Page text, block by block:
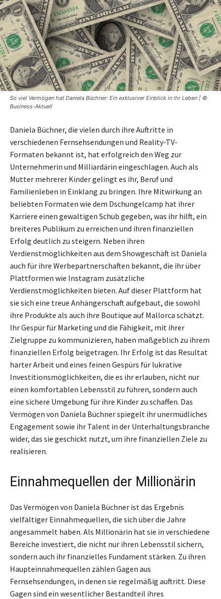
So viel Vermögen hat Daniela Büchner: Ein exklusiver Einblick in ihr Leben | ©
Business-Aktuell
Daniela Büchner, die vielen durch ihre Auftritte in
verschiedenen Fernsehsendungen und Reality-TV-
Formaten bekannt ist, hat erfolgreich den Weg zur
Unternehmerin und Milliardärin eingeschlagen. Auch als
Mutter mehrerer Kinder gelingt es ihr, Beruf und
Familienleben in Einklang zu bringen. Ihre Mitwirkung an
beliebten Formaten wie dem Dschungelcamp hat ihrer
Karriere einen gewaltigen Schub gegeben, was ihr hilft, ein
breiteres Publikum zu erreichen und ihren finanziellen
Erfolg deutlich zu steigern. Neben ihren
Verdienstmöglichkeiten aus dem Showgeschäft ist Daniela
auch für ihre Werbepartnerschaften bekannt, die ihr über
Plattformen wie Instagram zusätzliche
Verdienstmöglichkeiten bieten. Auf dieser Plattform hat
sie sich eine treue Anhängerschaft aufgebaut, die sowohl
ihre Produkte als auch ihre Boutique auf Mallorca schätzt.
Ihr Gespür für Marketing und die Fähigkeit, mit ihrer
Zielgruppe zu kommunizieren, haben maßgeblich zu ihrem
finanziellen Erfolg beigetragen. Ihr Erfolg ist das Resultat
harter Arbeit und eines feinen Gespürs für lukrative
Investitionsmöglichkeiten, die es ihr erlauben, nicht nur
einen komfortablen Lebensstil zu führen, sondern auch
eine sichere Umgebung für ihre Kinder zu schaffen. Das
Vermögen von Daniela Büchner spiegelt ihr unermüdliches
Engagement sowie ihr Talent in der Unterhaltungsbranche
wider, das sie geschickt nutzt, um ihre finanziellen Ziele zu
realisieren.
Einnahmequellen der Millionärin
Das Vermögen von Daniela Büchner ist das Ergebnis
vielfältiger Einnahmequellen, die sich über die Jahre
angesammelt haben. Als Millionärin hat sie in verschiedene
Bereiche investiert, die nicht nur ihren Lebensstil sichern,
sondern auch ihr finanzielles Fundament stärken. Zu ihren
Haupteinnahmequellen zählen Gagen aus
Fernsehsendungen, in denen sie regelmäßig auftritt. Diese
Gagen sind ein wesentlicher Bestandteil ihres